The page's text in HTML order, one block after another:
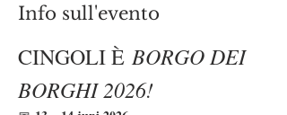
Info sull'evento
CINGOLI È BORGO DEI
BORGHI 2026!